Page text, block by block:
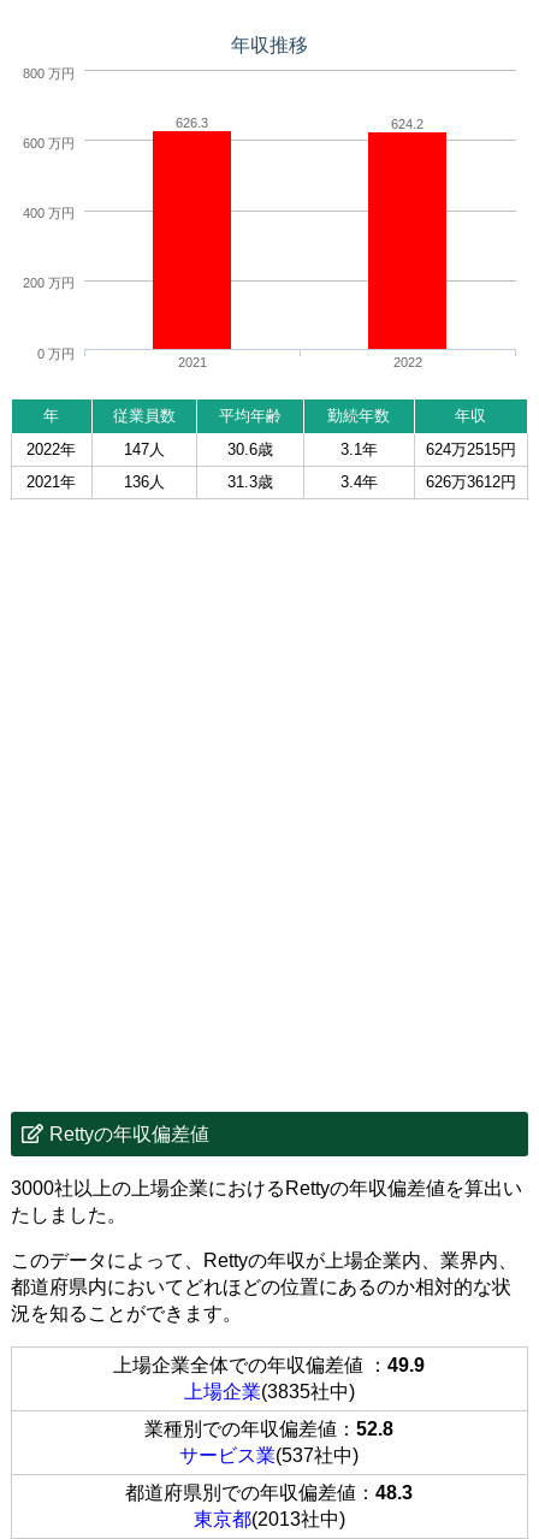
年収推移
626.3 624.2
2021 2022
0 万円
200 万円
400 万円
600 万円
800 万円
年 従業員数 平均年齢 勤続年数
年収
2022年
147人 30.6歳 3.1年
624万2515円
2021年
136人 31.3歳 3.4年 626万3612円
Rettyの年収偏差値
3000社以上の上場企業におけるRettyの年収偏差値を算出い
たしました。
このデータによって、Rettyの年収が上場企業内、業界内、
都道府県内においてどれほどの位置にあるのか相対的な状
況を知ることができます。
上場企業全体での年収偏差値 ：49.9
上場企業(3835社中)
業種別での年収偏差値：52.8
サービス業(537社中)
都道府県別での年収偏差値：48.3
東京都(2013社中)